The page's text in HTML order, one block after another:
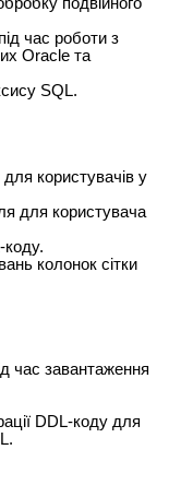
час роботи з
Oracle та
SQL.
користувачів у
для користувача
колонок сітки
час завантаження
DDL-коду для